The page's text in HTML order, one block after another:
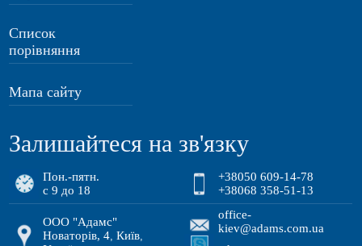
Список
порівняння
Мапа сайту
Залишайтеся на зв'язку
Пон.-пятн.
с 9 до 18
+38050 609-14-78
+38068 358-51-13
ООО "Адамс"
Новаторів, 4 ,Київ
office-
kiev@adams.com.ua